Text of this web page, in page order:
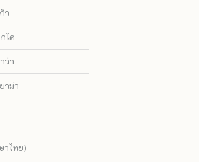
า
โด
ว่า
าม่า
าไทย)